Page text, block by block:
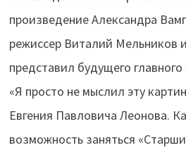
произведение Александра
режиссер Виталий Мельников
представил будущего
«Я просто не мыслил эту
Евгения Павловича Леонова.
возможность заняться